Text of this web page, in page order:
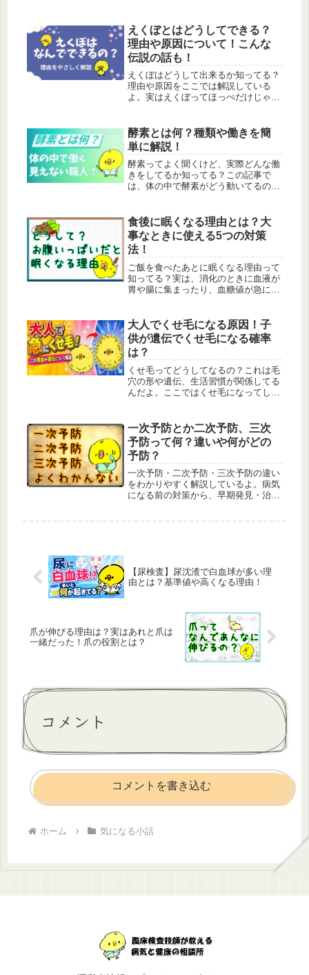
ているよ。あとやりがちな方法につい
ての注意点もあるから参考にしてね。
えくぼとはどうしてできる？
理由や原因について！こんな
伝説の話も！
えくぼはどうして出来るか知ってる？
理由や原因をここでは解説している
よ。実はえくぼってほっぺだけじゃな
くぼの伝説の話もあるから一緒に聞い
てね。
酵素とは何？種類や働きを簡
単に解説！
酵素ってよく聞くけど、実際どんな働
きをしてるか知ってる？この記事で
は、体の中で酵素がどう動いてるの
との違いについてもまとめているよ。
食後に眠くなる理由とは？大
事なときに使える5つの対策
法！
ご飯を食べたあとに眠くなる理由って
知ってる？実は、消化のときに血液が
胃や腸に集まったり、血糖値が急に上
の対策をわかりやすく話していくね。
大人でくせ毛になる原因！子
供が遺伝でくせ毛になる確率
は？
くせ毛ってどうしてなるの？これは毛
穴の形や遺伝、生活習慣が関係してる
んだよ。ここではくせ毛になってしま
一次予防とか二次予防、三次
予防って何？違いや何がどの
予防？
一次予防・二次予防・三次予防の違い
をわかりやすく解説しているよ。病気
になる前の対策から、早期発見・治
【尿検査】尿沈渣で白血球が多い理
由とは？基準値や高くなる理由！
爪が伸びる理由は？実はあれと爪は
一緒だった！爪の役割とは？
コメント
コメントを書き込む
ホーム 気になる小話